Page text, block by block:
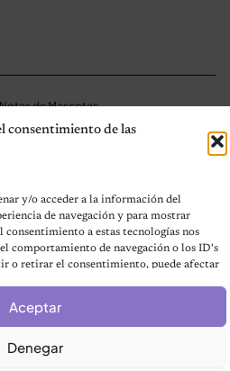
consentimiento de las
y/o acceder a la información del
de navegación y para mostrar
consentimiento a estas tecnologías nos
comportamiento de navegación o los ID's
o retirar el consentimiento, puede afectar
Aceptar
Denegar
de Mascotas
de privacidad